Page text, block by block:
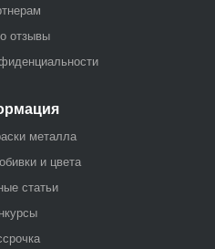
отзывы
металла
и цвета
статьи